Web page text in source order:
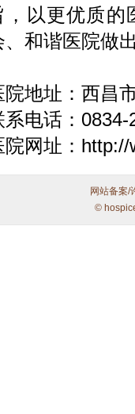
，以更优质
、和谐医院做
院地址：西昌
系电话：0834-
院网址：
网站备案/
©